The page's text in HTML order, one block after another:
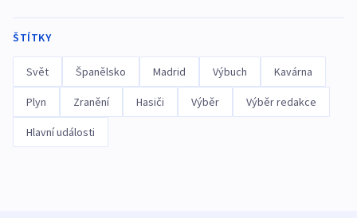
ŠTÍTKY
Svět Španělsko Madrid Výbuch Kavárna
Plyn Zranění Hasiči Výběr Výběr redakce
Hlavní události